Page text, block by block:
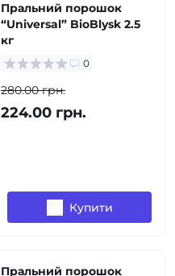
Пральний порошок
“Universal” BioBlysk 2.5
кг
0
280.00 грн.
224.00 грн.
Купити
Пральний порошок